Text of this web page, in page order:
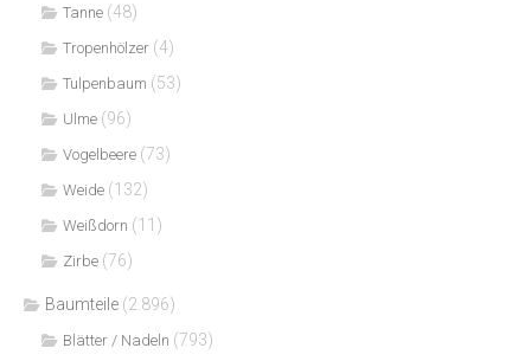
Tanne (48)
Tropenhölzer (4)
Tulpenbaum (53)
Ulme (96)
Vogelbeere (73)
Weide (132)
Weißdorn (11)
Zirbe (76)
Baumteile (2.896)
Blätter / Nadeln (793)